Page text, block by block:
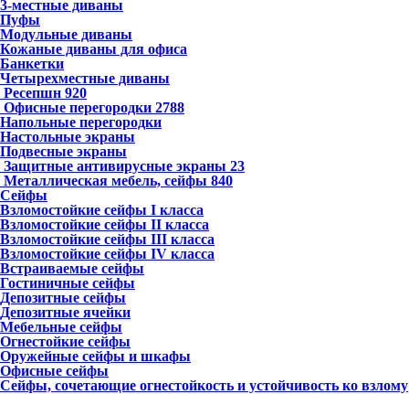
3-местные диваны
Пуфы
Модульные диваны
Кожаные диваны для офиса
Банкетки
Четырехместные диваны
Ресепшн 920
Офисные перегородки 2788
Напольные перегородки
Настольные экраны
Подвесные экраны
Защитные антивирусные экраны 23
Металлическая мебель, сейфы 840
Сейфы
Взломостойкие сейфы I класса
Взломостойкие сейфы II класса
Взломостойкие сейфы III класса
Взломостойкие сейфы IV класса
Встраиваемые сейфы
Гостиничные сейфы
Депозитные сейфы
Депозитные ячейки
Мебельные сейфы
Огнестойкие сейфы
Оружейные сейфы и шкафы
Офисные сейфы
Сейфы, сочетающие огнестойкость и устойчивость ко взлому